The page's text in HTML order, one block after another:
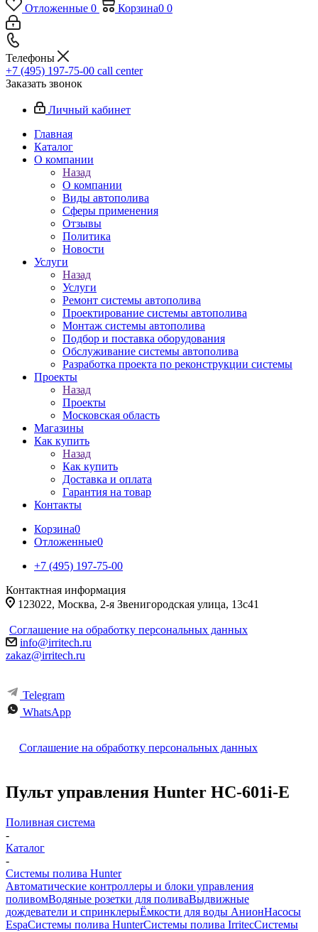
Отложенные 0 Корзина0 0
Телефоны
+7 (495) 197-75-00 call center
Заказать звонок
Личный кабинет
Главная
Каталог
О компании
Назад
О компании
Виды автополива
Сферы применения
Отзывы
Политика
Новости
Услуги
Назад
Услуги
Ремонт системы автополива
Проектирование системы автополива
Монтаж системы автополива
Подбор и поставка оборудования
Обслуживание системы автополива
Разработка проекта по реконструкции системы
Проекты
Назад
Проекты
Московская область
Магазины
Как купить
Назад
Как купить
Доставка и оплата
Гарантия на товар
Контакты
Корзина0
Отложенные0
+7 (495) 197-75-00
Контактная информация
123022, Москва, 2-я Звенигородская улица, 13с41
Соглашение на обработку персональных данных
info@irritech.ru
zakaz@irritech.ru
Telegram
WhatsApp
Соглашение на обработку персональных данных
Пульт управления Hunter HC-601i-E
Поливная система
-
Каталог
-
Системы полива Hunter
Автоматические контроллеры и блоки управления
поливомВодяные розетки для поливаВыдвижные
дождеватели и спринклерыЁмкости для воды АнионНасосы
EspaСистемы полива HunterСистемы полива IrritecСистемы